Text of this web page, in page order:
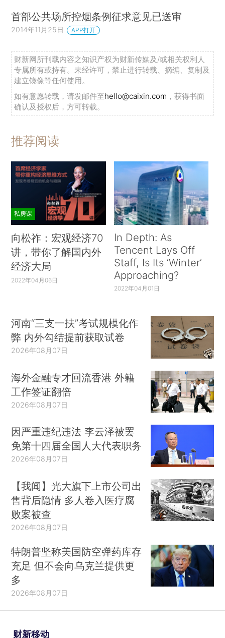
首部公共场所控烟条例征求意见已送审
2014年11月25日 APP打开
财新网所刊载内容之知识产权为财新传媒及/或相关权利人
专属所有或持有。未经许可，禁止进行转载、摘编、复制及
建立镜像等任何使用。
如有意愿转载，请发邮件至hello@caixin.com ，获得书面
确认及授权后，方可转载。
推荐阅读
私房课
向松祚：宏观经济70
讲，带你了解国内外
经济大局
2022年04月06日
In Depth: As
Tencent Lays Off
Staff, Is Its ‘Winter’
Approaching?
2022年04月01日
河南“三支一扶”考试规模化作
弊 内外勾结提前获取试卷
2026年08月07日
海外金融专才回流香港 外籍
工作签证翻倍
2026年08月07日
因严重违纪违法 李云泽被罢
免第十四届全国人大代表职务
2026年08月07日
【我闻】光大旗下上市公司出
售背后隐情 多人卷入医疗腐
败案被查
2026年08月07日
特朗普坚称美国防空弹药库存
充足 但不会向乌克兰提供更
多
2026年08月07日
财新移动